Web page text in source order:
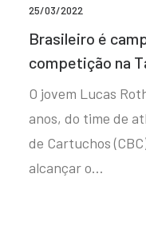
25/03/2022
Brasileiro é
competição na
O jovem Lucas
anos, do time de
de Cartuchos
alcançar o…